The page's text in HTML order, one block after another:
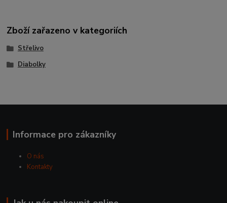
Zboží zařazeno v kategoriích
Střelivo
Diabolky
Informace pro zákazníky
O nás
Kontakty